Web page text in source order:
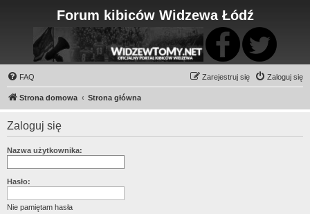
Forum kibiców Widzewa Łódź
FAQ Zaloguj się
Zarejestruj się
Strona domowa Strona główna
Zaloguj się
Nazwa użytkownika:
Hasło:
Nie pamiętam hasła